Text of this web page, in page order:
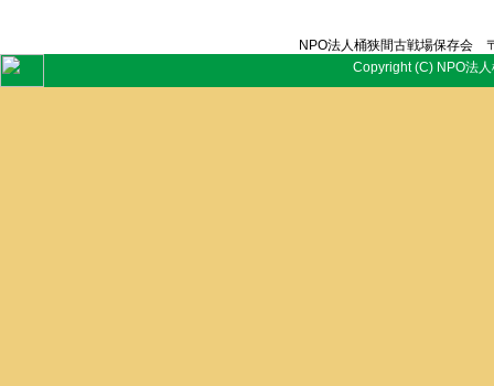
NPO法人桶狭間古戦場保存
Copyright (C) NPO法